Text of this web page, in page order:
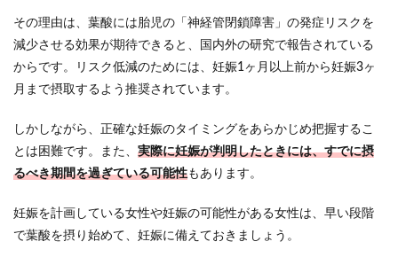
その理由は、葉酸には胎児の「神経管閉鎖障害」の発症リスクを
減少させる効果が期待できると、国内外の研究で報告されている
からです。リスク低減のためには、妊娠1ヶ月以上前から妊娠3ヶ
月まで摂取するよう推奨されています。
しかしながら、正確な妊娠のタイミングをあらかじめ把握するこ
とは困難です。また、 実際に妊娠が判明したときには、すでに摂
るべき期間を過ぎている可能性もあります。
妊娠を計画している女性や妊娠の可能性がある女性は、早い段階
で葉酸を摂り始めて、妊娠に備えておきましょう。